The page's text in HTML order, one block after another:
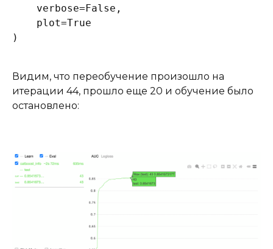
    verbose=False,
    plot=True
)
Видим, что переобучение произошло на
итерации 44, прошло еще 20 и обучение было
остановлено: